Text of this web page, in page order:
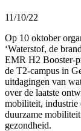
11/10/22
Op 10 oktober
‘Waterstof, de
EMR H2 Booster-
de T2-campus in
uitdagingen van
over de laatste
mobiliteit, industrie
duurzame
gezondheid.